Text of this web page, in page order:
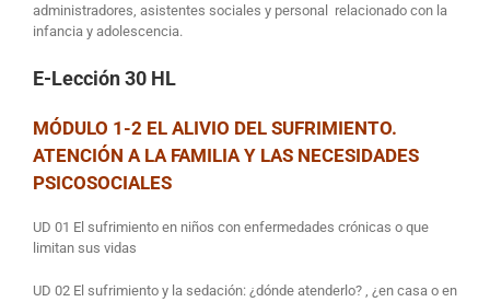
administradores, asistentes sociales y personal relacionado con la
infancia y adolescencia.
E-Lección30 HL
MÓDULO 1-2 EL ALIVIO DEL SUFRIMIENTO.
ATENCIÓN A LA FAMILIA Y LAS NECESIDADES
PSICOSOCIALES
UD 01 El sufrimiento en niños con enfermedades crónicas o que
limitan sus vidas
UD 02 El sufrimiento y la sedación: ¿dónde atenderlo? , ¿en casa o en